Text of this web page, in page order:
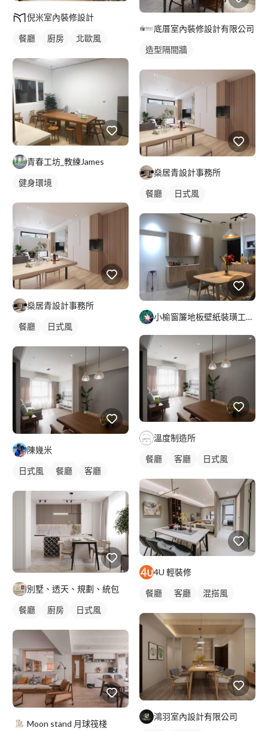
倪米室內裝修設計
餐廳 廚房 北歐風
青春工坊_教練James
健身環境
燊居青設計事務所
餐廳 日式風
陳幾米
日式風 餐廳 客廳
別墅、透天、規劃、統包
餐廳 廚房 日式風
Moon stand 月球筏棧
底厝室內裝修設計有限公司
造型隔間牆
燊居青設計事務所
餐廳 日式風
小榆窗簾地板壁紙裝璜工廠/山辰室內設計
溫度制造所
餐廳 客廳 日式風
4U 輕裝修
餐廳 客廳 混搭風
鴻羽室內設計有限公司